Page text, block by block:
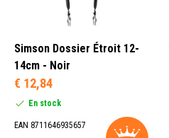
Simson Dossier Étroit 12-
14cm - Noir
€ 12,84
En stock
EAN 8711646935657